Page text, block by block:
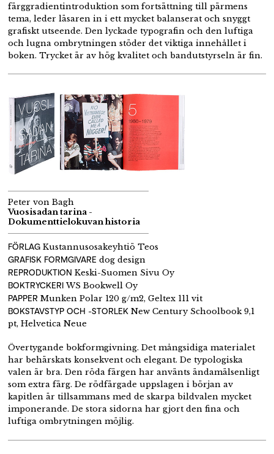
färggradientintroduktion som fortsättning till pärmens
tema, leder läsaren in i ett mycket balanserat och snyggt
grafiskt utseende. Den lyckade typografin och den luftiga
och lugna ombrytningen stöder det viktiga innehållet i
boken. Trycket är av hög kvalitet och bandutstyrseln är fin.
Peter von Bagh
Vuosisadan tarina -
Dokumenttielokuvan historia
FÖRLAG Kustannusosakeyhtiö Teos
GRAFISK FORMGIVARE dog design
REPRODUKTION Keski-Suomen Sivu Oy
BOKTRYCKERIWS Bookwell Oy
PAPPER Munken Polar 120 g/m2, Geltex 111 vit
BOKSTAVSTYP OCH -STORLEK New Century Schoolbook 9,1
pt, Helvetica Neue
Övertygande bokformgivning. Det mångsidiga materialet
har behärskats konsekvent och elegant. De typologiska
valen är bra. Den röda färgen har använts ändamälsenligt
som extra färg. De rödfärgade uppslagen i början av
kapitlen är tillsammans med de skarpa bildvalen mycket
imponerande. De stora sidorna har gjort den fina och
luftiga ombrytningen möjlig.